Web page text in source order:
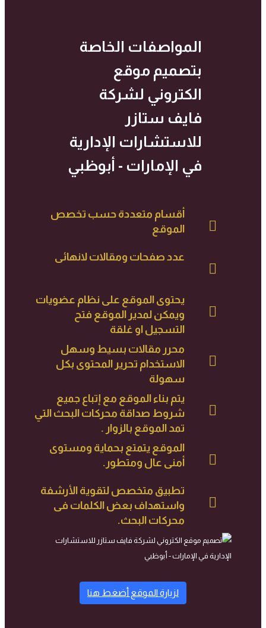
المواصفات الخاصة
بتصميم موقع
الكتروني لشركة
فايف ستازر
للاستشارات الإدارية
في الإمارات - أبوظبي
أقسام متعددة حسب تخصص
الموقع
عدد صفحات ومقالات لانهائى
يحتوى الموقع على نظام عضويات
ويمكن لمدير الموقع فتح
التسجيل او غلقة
محرر مقالات بسيط وسهل
الاستخدام تحرير المحتوى بكل
سهولة
يتم بناء الموقع مع إتباع جميع
شروط صداقة محركات البحث التي
تمد الموقع بالزوار .
الموقع يتمتع بحماية ومستوى
أمنى عال ومتطور.
تطبيق متخصص لتقوية الأرشفة
واستهداف بعض الكلمات فى
محركات البحث.
لزيارة الموقع أضغط هنا